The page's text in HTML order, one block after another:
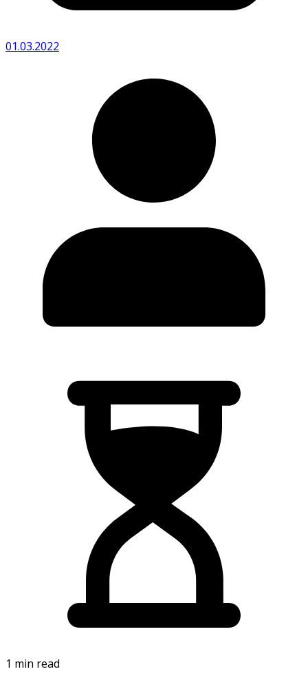
01.03.2022
1 min read